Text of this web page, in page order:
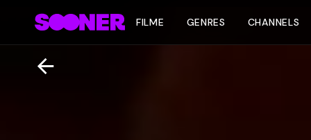
FILME GENRES CHANNELS